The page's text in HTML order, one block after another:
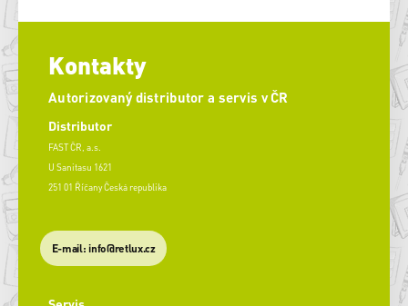
Kontakty
Autorizovaný distributor a servis v ČR
Distributor
FAST ČR, a.s.
U Sanitasu 1621
251 01 Říčany Česká republika
E-mail: info@retlux.cz